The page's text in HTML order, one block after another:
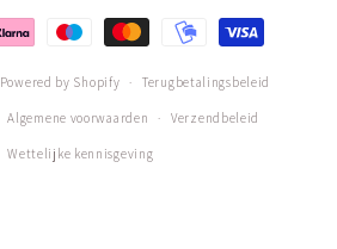
Powered by Shopify Terugbetalingsbeleid
Algemene voorwaarden Verzendbeleid
Wettelijke kennisgeving